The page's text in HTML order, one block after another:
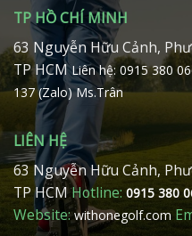
TP HỒ CHÍ MINH
63 Nguyễn Hữu Cảnh,
TP HCMLiên hệ: 0915 380
137 (Zalo) Ms.Trân
LIÊN HỆ
63 Nguyễn Hữu Cảnh,
TP HCMHotline: 0915 380
Website:withonegolf.com